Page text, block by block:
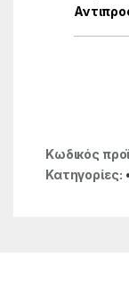
Κωδικός
Κατηγορίες: